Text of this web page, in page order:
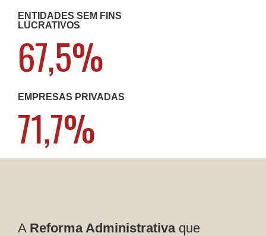
ENTIDADES SEM FINS
LUCRATIVOS
67,5%
EMPRESAS PRIVADAS
71,7%
A Reforma Administrativaque